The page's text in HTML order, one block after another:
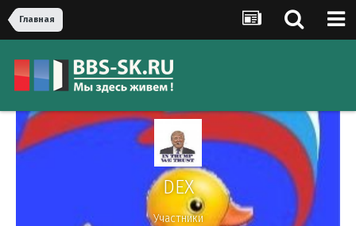
Главная
DEX
Участники